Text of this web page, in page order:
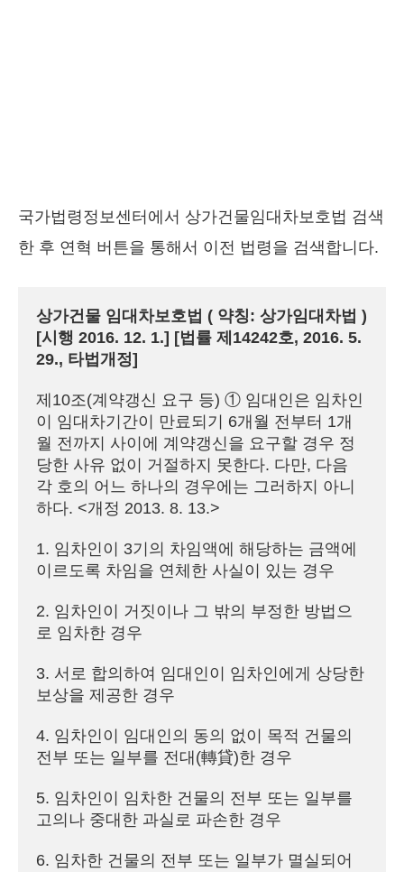
국가법령정보센터에서 상가건물임대차보호법 검색
한 후 연혁 버튼을 통해서 이전 법령을 검색합니다.
상가건물 임대차보호법 ( 약칭: 상가임대차법 )
[시행 2016. 12. 1.] [법률 제14242호, 2016. 5.
29., 타법개정]
제10조(계약갱신 요구 등) ① 임대인은 임차인
이 임대차기간이 만료되기 6개월 전부터 1개
월 전까지 사이에 계약갱신을 요구할 경우 정
당한 사유 없이 거절하지 못한다. 다만, 다음
각 호의 어느 하나의 경우에는 그러하지 아니
하다. <개정 2013. 8. 13.>
1. 임차인이 3기의 차임액에 해당하는 금액에
이르도록 차임을 연체한 사실이 있는 경우
2. 임차인이 거짓이나 그 밖의 부정한 방법으
로 임차한 경우
3. 서로 합의하여 임대인이 임차인에게 상당한
보상을 제공한 경우
4. 임차인이 임대인의 동의 없이 목적 건물의
전부 또는 일부를 전대(轉貸)한 경우
5. 임차인이 임차한 건물의 전부 또는 일부를
고의나 중대한 과실로 파손한 경우
6. 임차한 건물의 전부 또는 일부가 멸실되어